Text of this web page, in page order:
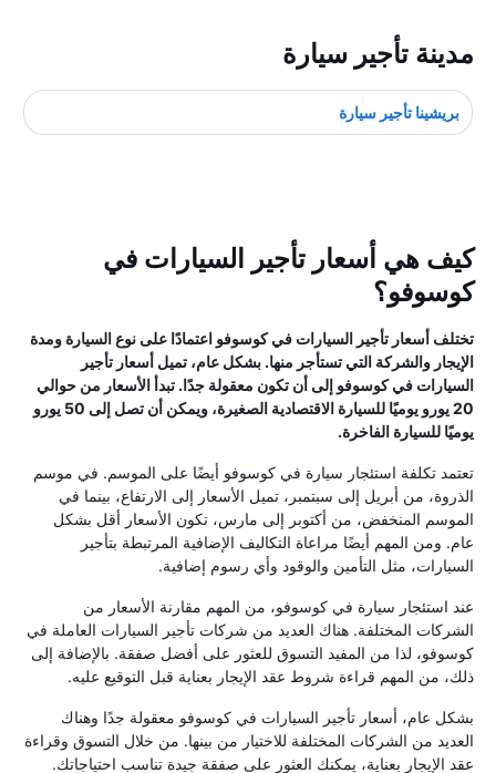
مدينة تأجير سيارة
بريشينا تأجير سيارة
كيف هي أسعار تأجير السيارات في
كوسوفو؟
تختلف أسعار تأجير السيارات في كوسوفو اعتمادًا على نوع السيارة ومدة
الإيجار والشركة التي تستأجر منها. بشكل عام، تميل أسعار تأجير
السيارات في كوسوفو إلى أن تكون معقولة جدًا. تبدأ الأسعار من حوالي
20 يورو يوميًا للسيارة الاقتصادية الصغيرة، ويمكن أن تصل إلى 50 يورو
يوميًا للسيارة الفاخرة.
تعتمد تكلفة استئجار سيارة في كوسوفو أيضًا على الموسم. في موسم
الذروة، من أبريل إلى سبتمبر، تميل الأسعار إلى الارتفاع، بينما في
الموسم المنخفض، من أكتوبر إلى مارس، تكون الأسعار أقل بشكل
عام. ومن المهم أيضًا مراعاة التكاليف الإضافية المرتبطة بتأجير
السيارات، مثل التأمين والوقود وأي رسوم إضافية.
عند استئجار سيارة في كوسوفو، من المهم مقارنة الأسعار من
الشركات المختلفة. هناك العديد من شركات تأجير السيارات العاملة في
كوسوفو، لذا من المفيد التسوق للعثور على أفضل صفقة. بالإضافة إلى
ذلك، من المهم قراءة شروط عقد الإيجار بعناية قبل التوقيع عليه.
بشكل عام، أسعار تأجير السيارات في كوسوفو معقولة جدًا وهناك
العديد من الشركات المختلفة للاختيار من بينها. من خلال التسوق وقراءة
عقد الإيجار بعناية، يمكنك العثور على صفقة جيدة تناسب احتياجاتك.